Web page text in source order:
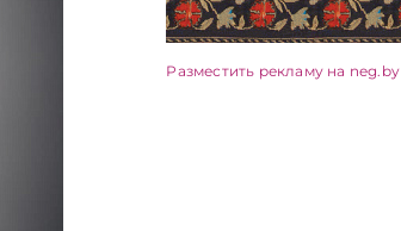
Разместить рекламу на neg.by